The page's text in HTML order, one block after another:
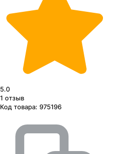
5.0
1 отзыв
Код товара: 975196